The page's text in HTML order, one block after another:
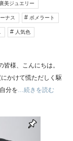
美ジュエリー
ナス ポメラート
人気色
様、こんにちは。
かけて慌ただしく駆
分を…続きを読む